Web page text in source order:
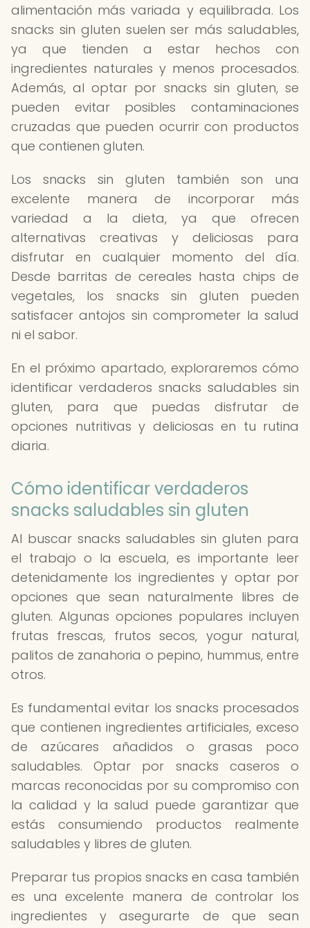
alimentación más variada y equilibrada. Los
snacks sin gluten suelen ser más saludables,
ya que tienden a estar hechos con
ingredientes naturales y menos procesados.
Además, al optar por snacks sin gluten, se
pueden evitar posibles contaminaciones
cruzadas que pueden ocurrir con productos
que contienen gluten.
Los snacks sin gluten también son una
excelente manera de incorporar más
variedad a la dieta, ya que ofrecen
alternativas creativas y deliciosas para
disfrutar en cualquier momento del día.
Desde barritas de cereales hasta chips de
vegetales, los snacks sin gluten pueden
satisfacer antojos sin comprometer la salud
ni el sabor.
En el próximo apartado, exploraremos cómo
identificar verdaderos snacks saludables sin
gluten, para que puedas disfrutar de
opciones nutritivas y deliciosas en tu rutina
diaria.
Cómo identificar verdaderos
snacks saludables sin gluten
Al buscar snacks saludables sin gluten para
el trabajo o la escuela, es importante leer
detenidamente los ingredientes y optar por
opciones que sean naturalmente libres de
gluten. Algunas opciones populares incluyen
frutas frescas, frutos secos, yogur natural,
palitos de zanahoria o pepino, hummus, entre
otros.
Es fundamental evitar los snacks procesados
que contienen ingredientes artificiales, exceso
de azúcares añadidos o grasas poco
saludables. Optar por snacks caseros o
marcas reconocidas por su compromiso con
la calidad y la salud puede garantizar que
estás consumiendo productos realmente
saludables y libres de gluten.
Preparar tus propios snacks en casa también
es una excelente manera de controlar los
ingredientes y asegurarte de que sean